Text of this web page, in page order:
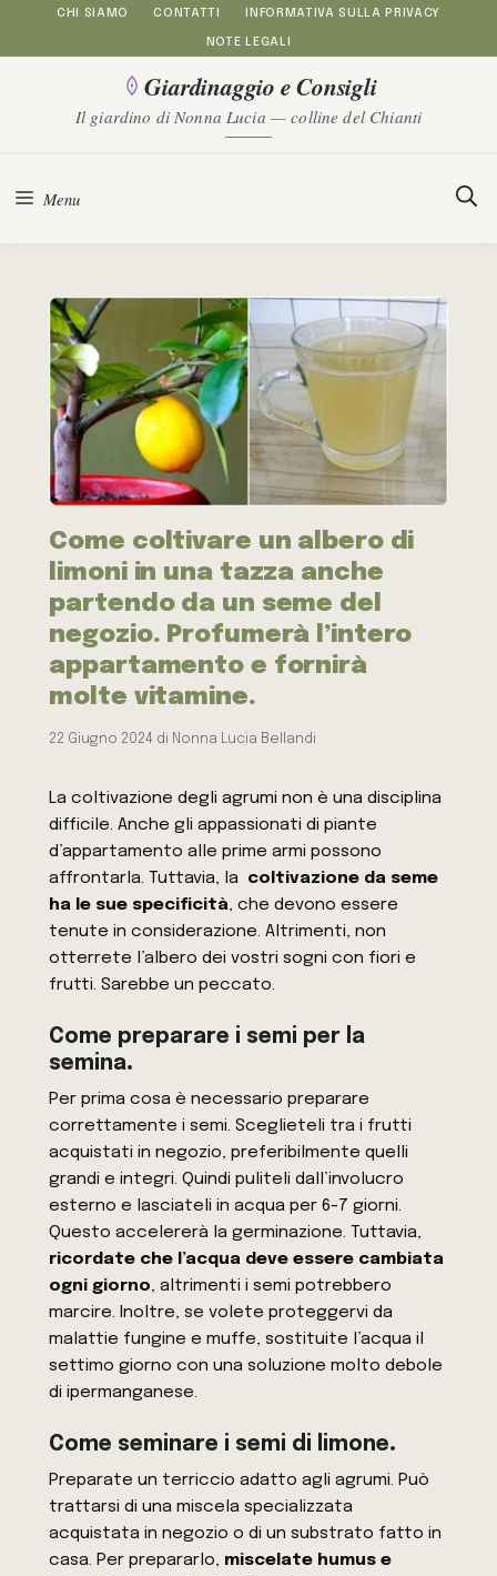
al
contenuto
CHI SIAMO CONTATTI INFORMATIVA SULLA PRIVACY
NOTE LEGALI
Giardinaggio e Consigli
Il giardino di Nonna Lucia — colline del Chianti
Menu
Come coltivare un albero di
limoni in una tazza anche
partendo da un seme del
negozio. Profumerà l’intero
appartamento e fornirà
molte vitamine.
22 Giugno 2024 di Nonna Lucia Bellandi
La coltivazione degli agrumi non è una disciplina
difficile. Anche gli appassionati di piante
d’appartamento alle prime armi possono
affrontarla. Tuttavia, la coltivazione da seme
ha le sue specificità, che devono essere
tenute in considerazione. Altrimenti, non
otterrete l’albero dei vostri sogni con fiori e
frutti. Sarebbe un peccato.
Come preparare i semi per la
semina.
Per prima cosa è necessario preparare
correttamente i semi. Sceglieteli tra i frutti
acquistati in negozio, preferibilmente quelli
grandi e integri. Quindi puliteli dall’involucro
esterno e lasciateli in acqua per 6-7 giorni.
Questo accelererà la germinazione. Tuttavia,
ricordate che l’acqua deve essere cambiata
ogni giorno, altrimenti i semi potrebbero
marcire. Inoltre, se volete proteggervi da
malattie fungine e muffe, sostituite l’acqua il
settimo giorno con una soluzione molto debole
di ipermanganese.
Come seminare i semi di limone.
Preparate un terriccio adatto agli agrumi. Può
trattarsi di una miscela specializzata
acquistata in negozio o di un substrato fatto in
casa. Per prepararlo, miscelate humus e